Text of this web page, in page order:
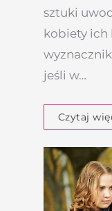
sztuki
kobiety ich
jeśli w…
Czytaj